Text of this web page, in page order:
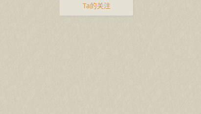
Ta的关注